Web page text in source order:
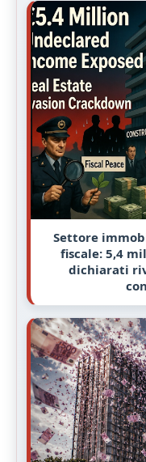
Settore
fiscale: 5,4
dichiarati